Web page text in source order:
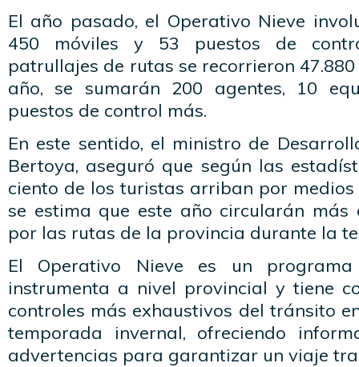
El año pasado, el Operativo Nieve
450 móviles y 53 puestos de
patrullajes de rutas se recorrieron
año, se sumarán 200 agentes, 10
puestos de control más.
En este sentido, el ministro de
Bertoya, aseguró que según las
ciento de los turistas arriban por
se estima que este año circularán más
por las rutas de la provincia durante la
El Operativo Nieve es un
instrumenta a nivel provincial y tiene
controles más exhaustivos del tránsito
temporada invernal, ofreciendo
advertencias para garantizar un viaje